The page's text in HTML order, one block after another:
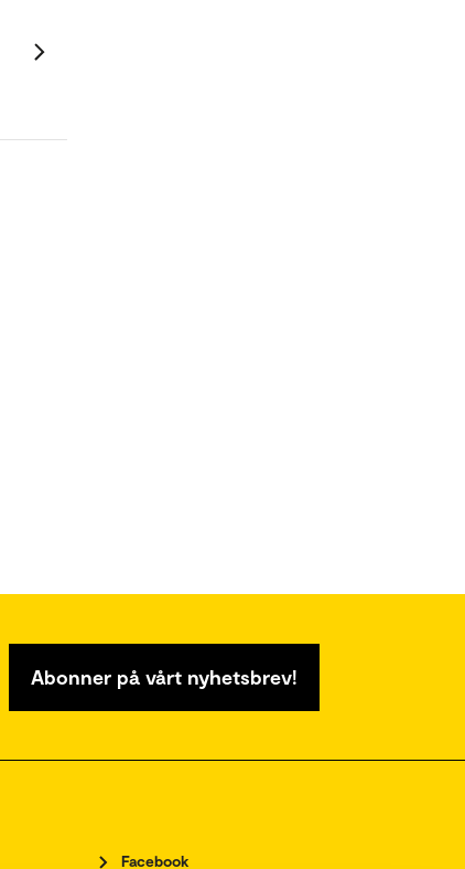
Abonner på vårt nyhetsbrev!
Facebook